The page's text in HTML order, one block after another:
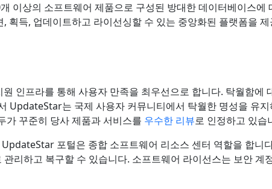
이상의 소프트웨어 제품으로 구성된 방대한 데이터베이스
획득, 업데이트하고 라이선싱할 수 있는 중앙화된 플랫폼을
인프라를 통해 사용자 만족을 최우선으로 합니다. 탁월함에
UpdateStar는 국제 사용자 커뮤니티에서 탁월한 명성을 유
가 꾸준히 당사 제품과 서비스를 우수한 리뷰로 인정하고 있습
포털은 종합 소프트웨어 리소스 센터 역할을 합
리하고 복구할 수 있습니다. 소프트웨어 라이선스는 보안 계